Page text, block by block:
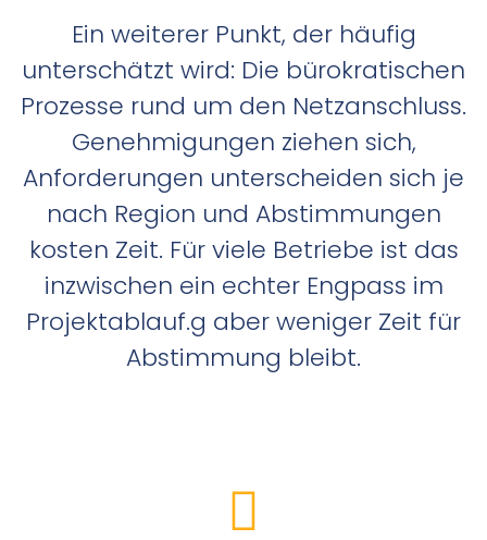
Ein weiterer Punkt, der häufig
unterschätzt wird: Die bürokratischen
Prozesse rund um den Netzanschluss.
Genehmigungen ziehen sich,
Anforderungen unterscheiden sich je
nach Region und Abstimmungen
kosten Zeit. Für viele Betriebe ist das
inzwischen ein echter Engpass im
Projektablauf.g aber weniger Zeit für
Abstimmung bleibt.